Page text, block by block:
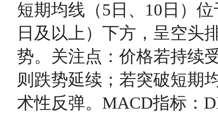
短期均线（5日、10日）
日及以上）下方，呈空头
势。关注点：价格若持续
则跌势延续；若突破短期
术性反弹。MACD指标：